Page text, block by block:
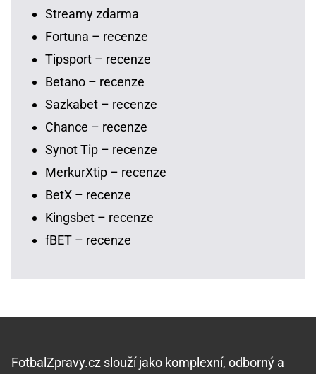
Streamy zdarma
Fortuna – recenze
Tipsport – recenze
Betano – recenze
Sazkabet – recenze
Chance – recenze
Synot Tip – recenze
MerkurXtip – recenze
BetX – recenze
Kingsbet – recenze
fBET – recenze
FotbalZpravy.cz slouží jako komplexní, odborný a